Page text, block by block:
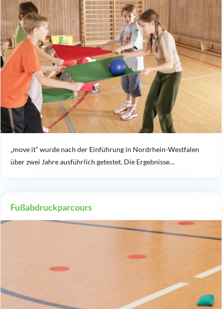
„move it“ wurde nach der Einführung in Nordrhein-Westfalen
über zwei Jahre ausführlich getestet. Die Ergebnisse…
Fußabdruckparcours